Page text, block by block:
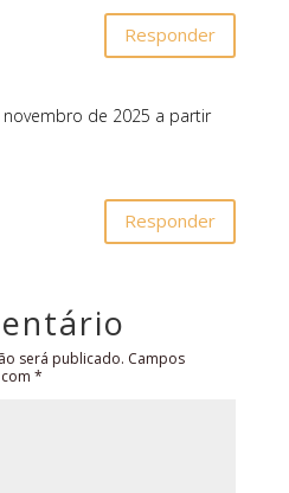
Responder
de 2025 a partir
Responder
será publicado. Campos
*